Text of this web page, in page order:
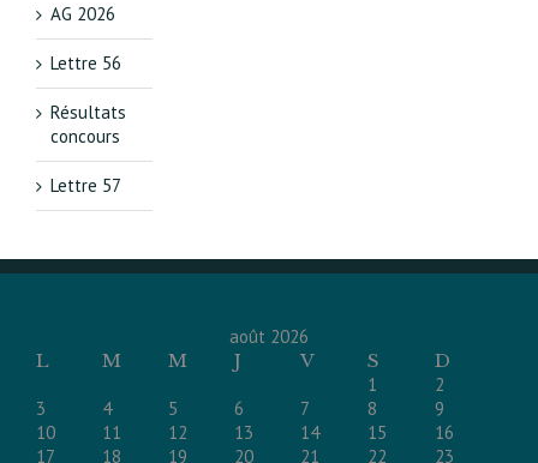
AG 2026
Lettre 56
Résultats
concours
Lettre 57
août 2026
L
M M J V S
D
1
2
3
4 5 6 7 8
9
10
11 12 13 14 15
16
17
18 19 20 21 22 23